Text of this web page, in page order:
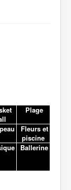
Plage
Fleurs et
piscine
Ballerine